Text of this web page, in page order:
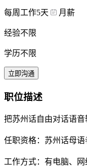
每周工作5天 月薪
经验不限
学历不限
立即沟通
职位描述
把苏州话自由对话语音
任职资格：苏州话母
工作方式：有电脑、